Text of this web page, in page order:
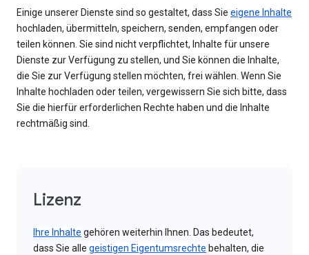
Einige unserer Dienste sind so gestaltet, dass Sie eigene Inhalte
hochladen, übermitteln, speichern, senden, empfangen oder
teilen können. Sie sind nicht verpflichtet, Inhalte für unsere
Dienste zur Verfügung zu stellen, und Sie können die Inhalte,
die Sie zur Verfügung stellen möchten, frei wählen. Wenn Sie
Inhalte hochladen oder teilen, vergewissern Sie sich bitte, dass
Sie die hierfür erforderlichen Rechte haben und die Inhalte
rechtmäßig sind.
Lizenz
Ihre Inhalte gehören weiterhin Ihnen. Das bedeutet,
dass Sie alle geistigen Eigentumsrechte behalten, die